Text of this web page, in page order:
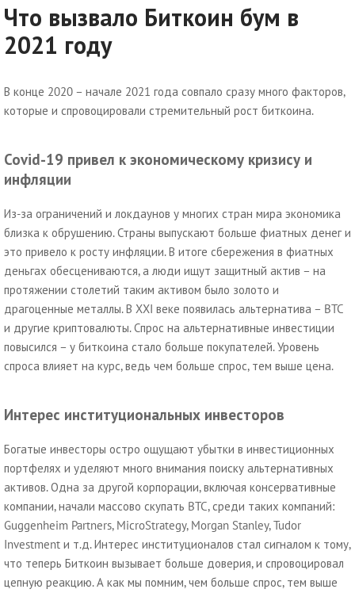
Что вызвало Биткоин бум в
2021 году
В конце 2020 – начале 2021 года совпало сразу много факторов,
которые и спровоцировали стремительный рост биткоина.
Covid-19 привел к экономическому кризису и
инфляции
Из-за ограничений и локдаунов у многих стран мира экономика
близка к обрушению. Страны выпускают больше фиатных денег и
это привело к росту инфляции. В итоге сбережения в фиатных
деньгах обесцениваются, а люди ищут защитный актив – на
протяжении столетий таким активом было золото и
драгоценные металлы. В XXI веке появилась альтернатива – BTC
и другие криптовалюты. Спрос на альтернативные инвестиции
повысился – у биткоина стало больше покупателей. Уровень
спроса влияет на курс, ведь чем больше спрос, тем выше цена.
Интерес институциональных инвесторов
Богатые инвесторы остро ощущают убытки в инвестиционных
портфелях и уделяют много внимания поиску альтернативных
активов. Одна за другой корпорации, включая консервативные
компании, начали массово скупать BTC, среди таких компаний:
Guggenheim Partners, MicroStrategy, Morgan Stanley, Tudor
Investment и т.д. Интерес институционалов стал сигналом к тому,
что теперь Биткоин вызывает больше доверия, и спровоцировал
цепную реакцию. А как мы помним, чем больше спрос, тем выше